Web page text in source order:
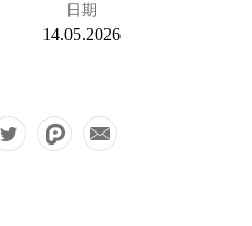
日期
14.05.2026